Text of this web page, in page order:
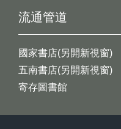
流通管道
國家書店(另開新視窗)
五南書店(另開新視窗)
寄存圖書館